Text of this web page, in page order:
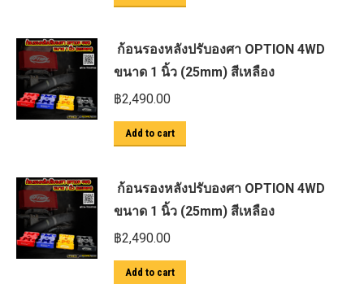
ก้อนรองหลังปรับองศา OPTION 4WD
ขนาด 1 นิ้ว (25mm) สีเหลือง
฿2,490.00
Add to cart
ก้อนรองหลังปรับองศา OPTION 4WD
ขนาด 1 นิ้ว (25mm) สีเหลือง
฿2,490.00
Add to cart